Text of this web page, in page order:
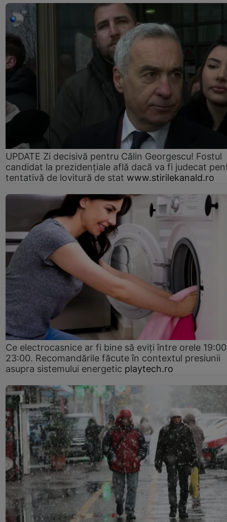
UPDATE Zi decisivă pentru Călin Georgescu! Fostul
candidat la prezidențiale află dacă va fi judecat
tentativă de lovitură de stat www.stirilekanald.ro
Ce electrocasnice ar fi bine să eviți între orele
23:00. Recomandările făcute în contextul presiunii
asupra sistemului energetic playtech.ro